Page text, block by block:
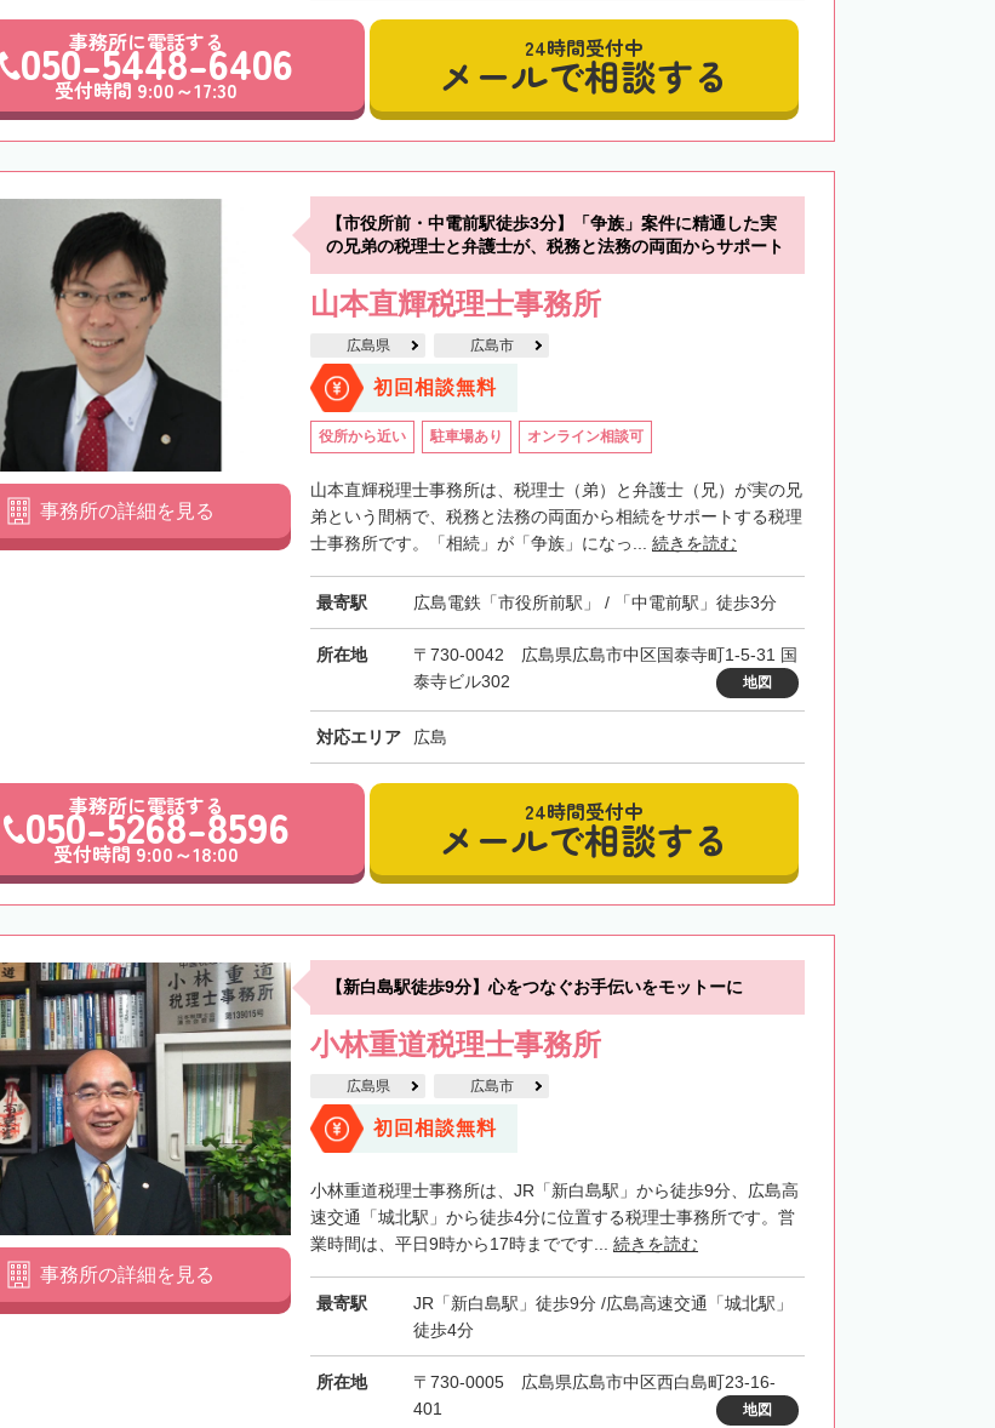
事務所に電話する
050-5448-6406
受付時間 9:00～17:30
24時間受付中
メールで相談する
【市役所前・中電前駅徒歩3分】「争族」案件に精通した実
の兄弟の税理士と弁護士が、税務と法務の両面からサポート
山本直輝税理士事務所
広島県 広島市
初回相談無料
役所から近い 駐車場あり オンライン相談可
山本直輝税理士事務所は、税理士（弟）と弁護士（兄）が実の兄
弟という間柄で、税務と法務の両面から相続をサポートする税理
士事務所です。「相続」が「争族」になっ... 続きを読む
最寄駅 広島電鉄「市役所前駅」 / 「中電前駅」徒歩3分
所在地
〒730-0042 広島県広島市中区国泰寺町1-5-31 国
泰寺ビル302
地図
対応エリア 広島
事務所の詳細を見る
事務所に電話する
050-5268-8596
受付時間 9:00～18:00
24時間受付中
メールで相談する
【新白島駅徒歩9分】心をつなぐお手伝いをモットーに
小林重道税理士事務所
広島県 広島市
初回相談無料
小林重道税理士事務所は、JR「新白島駅」から徒歩9分、広島高
速交通「城北駅」から徒歩4分に位置する税理士事務所です。営
業時間は、平日9時から17時までです... 続きを読む
最寄駅
JR「新白島駅」徒歩9分 /広島高速交通「城北駅」
徒歩4分
所在地
〒730-0005 広島県広島市中区西白島町23-16-
401
地図
事務所の詳細を見る